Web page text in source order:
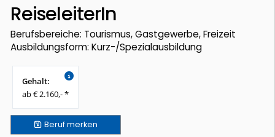
ReiseleiterIn
Berufsbereiche: Tourismus, Gastgewerbe, Freizeit
Ausbildungsform: Kurz-/Spezialausbildung
Gehalt:
ab € 2.160,- *
Berufmerken